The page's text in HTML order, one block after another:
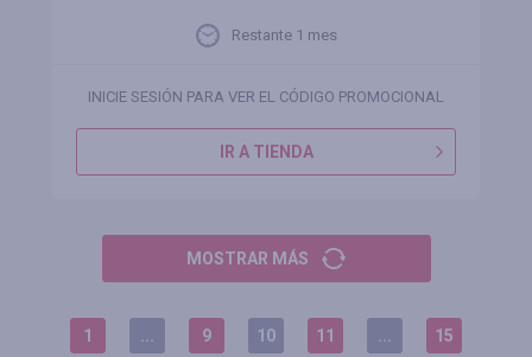
Restante 1 mes
INICIE SESIÓN PARA VER EL CÓDIGO PROMOCIONAL
IR A TIENDA
MOSTRAR MÁS
1 9 10 11 15